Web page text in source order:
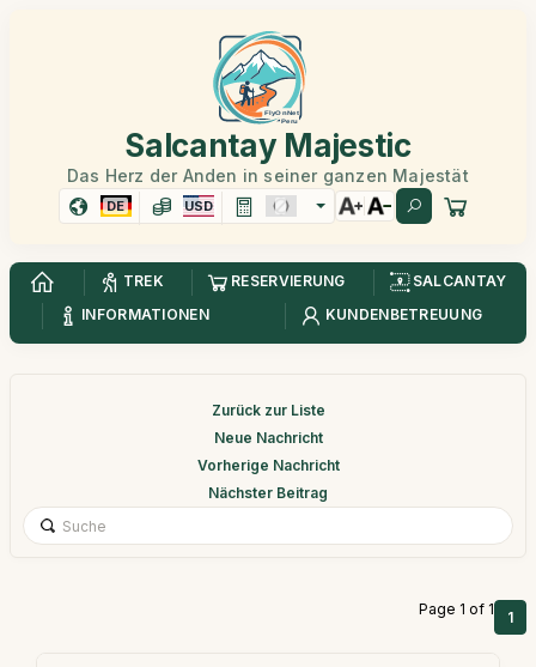
Salcantay Majestic
Das Herz der Anden in seiner ganzen Majestät
DE USD
TREK RESERVIERUNG
SALCANTAY
INFORMATIONEN
KUNDENBETREUUNG
Zurück zur Liste
Neue Nachricht
Vorherige Nachricht
Nächster Beitrag
Page 1 of 1 1